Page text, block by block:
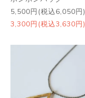
5,500円(税込6,050円)
3,300円(税込3,630円)